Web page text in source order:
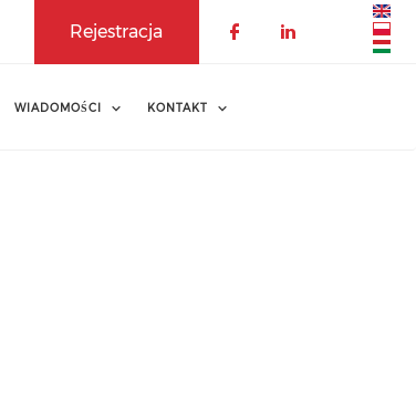
Rejestracja
WIADOMOŚCI KONTAKT